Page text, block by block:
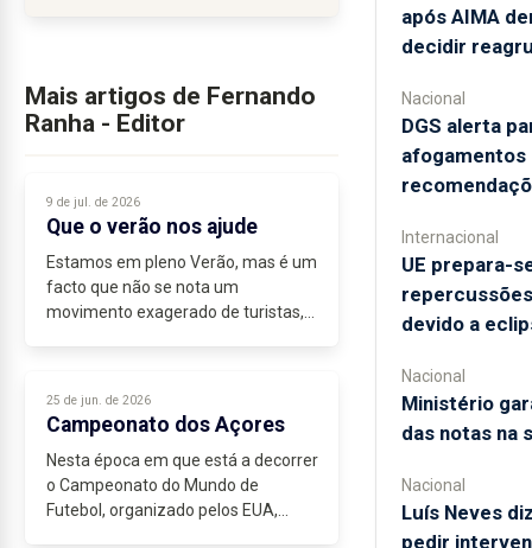
Mais artigos de Fernando
Ranha - Editor
9 de jul. de 2026
Que o verão nos ajude
Estamos em pleno Verão, mas é um
facto que não se nota um
movimento exagerado de turistas,
25 de jun. de 2026
Campeonato dos Açores
Nesta época em que está a decorrer
o Campeonato do Mundo de
Futebol, organizado pelos EUA,
após AIMA
decidir
Nacional
DGS alerta
afogamentos
Internacional
UE prepara-
devido a
Nacional
Ministério
das notas na
Nacional
Luís Neves
pedir